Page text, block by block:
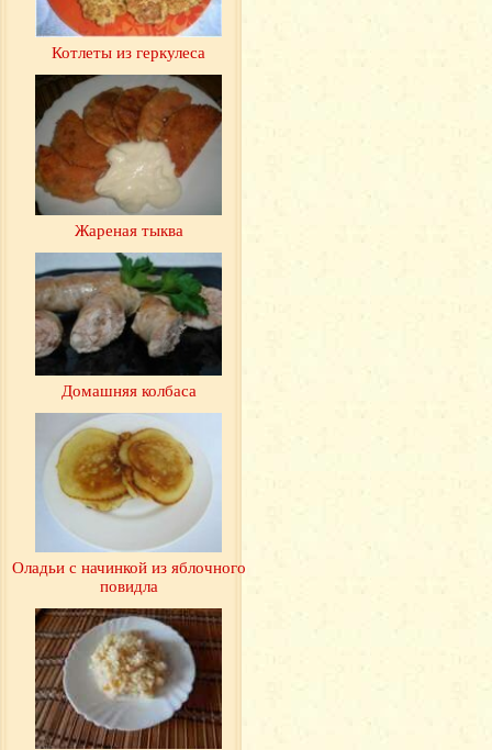
Котлеты из геркулеса
Жареная тыква
Домашняя колбаса
Оладьи с начинкой из яблочного
повидла